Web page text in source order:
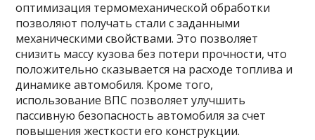
оптимизация термомеханической обработки
позволяют получать стали с заданными
механическими свойствами. Это позволяет
снизить массу кузова без потери прочности, что
положительно сказывается на расходе топлива и
динамике автомобиля. Кроме того,
использование ВПС позволяет улучшить
пассивную безопасность автомобиля за счет
повышения жесткости его конструкции.